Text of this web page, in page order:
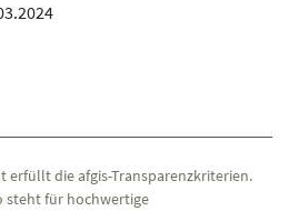
erfüllt die afgis-Transparenzkriterien.
steht für hochwertige